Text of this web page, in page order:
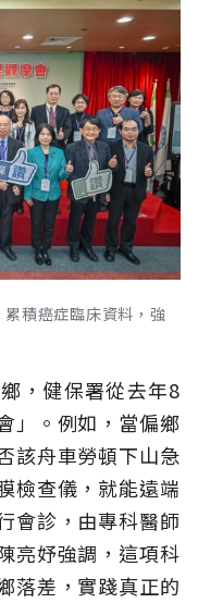
積癌症臨床資料，強
，健保署從去年8
」。例如，當偏鄉
該舟車勞頓下山急
檢查儀，就能遠端
會診，由專科醫師
亮妤強調，這項科
落差，實踐真正的